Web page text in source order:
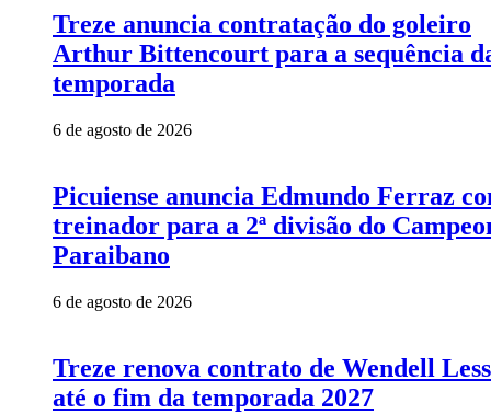
Treze anuncia contratação do goleiro
Arthur Bittencourt para a sequência
temporada
6 de agosto de 2026
Picuiense anuncia Edmundo Ferraz
treinador para a 2ª divisão do
Paraibano
6 de agosto de 2026
Treze renova contrato de Wendell
até o fim da temporada 2027